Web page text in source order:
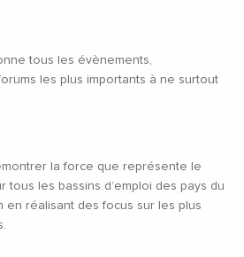
tous les évènements,
les plus importants à ne surtout
la force que représente le
tous les bassins d’emploi des pays du
en réalisant des focus sur les plus